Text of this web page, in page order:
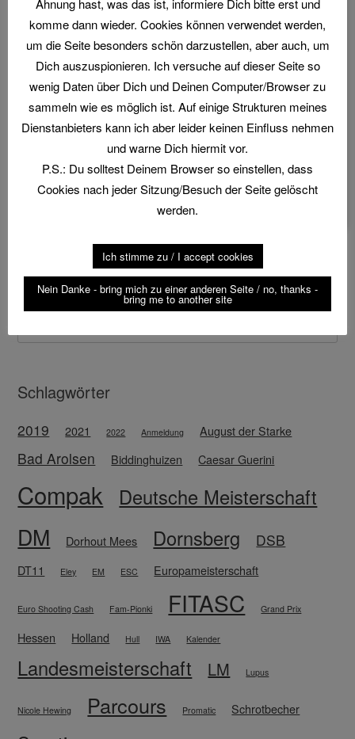
einem harten Qualifikationslayout. Samstag &
Sonntag werden dann je 100 Tauben Sporting
geschossen.Insgesamt sind 172 Starter(-innen) im
Compak und 422 beim Parcours gemeldet. Da ich
das Wochenende vorher schon auf der DM
Compak …
[Read more…]
mit:Biddinghuizen ,Dorhout Mees ,GP , Grand Prix
Holland
Suche
Schlagwörter
2019 2021 2022 Anmeldung August der Starke
Bad Arolsen Biddinghuizen Caesar Guerini
Compak Deutsche Meisterschaft
DM Dorhout Mees Dornsberg DSB
DT11 Eley EM ESC Europameisterschaft
Euro Shooting Cash Fam-Pionki FITASC Grand Prix
Hessen Holland Hull IWA Kalender
Landesmeisterschaft LM Lupus
Nicole Hewing Parcours Promatic Schrotbecher
Ahnung hast, was das ist, informiere Dich bitte erst und
komme dann wieder. Cookies können verwendet werden,
um die Seite besonders schön darzustellen, aber auch, um
Dich auszuspionieren. Ich versuche auf dieser Seite so
wenig Daten über Dich und Deinen Computer/Browser zu
sammeln wie es möglich ist. Auf einige Strukturen meines
Dienstanbieters kann ich aber leider keinen Einfluss nehmen
und warne Dich hiermit vor.
P.S.: Du solltest Deinem Browser so einstellen, dass
Cookies nach jeder Sitzung/Besuch der Seite gelöscht
werden.
Ich stimme zu / I accept cookies
Nein Danke - bring mich zu einer anderen Seite / no, thanks -
bring me to another site